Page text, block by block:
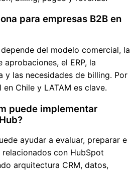
para empresas B2B en
del modelo comercial, la
el ERP, la
y las necesidades de billing. Por
Chile y LATAM es clave.
puede implementar
ayudar a evaluar, preparar e
con HubSpot
arquitectura CRM, datos,